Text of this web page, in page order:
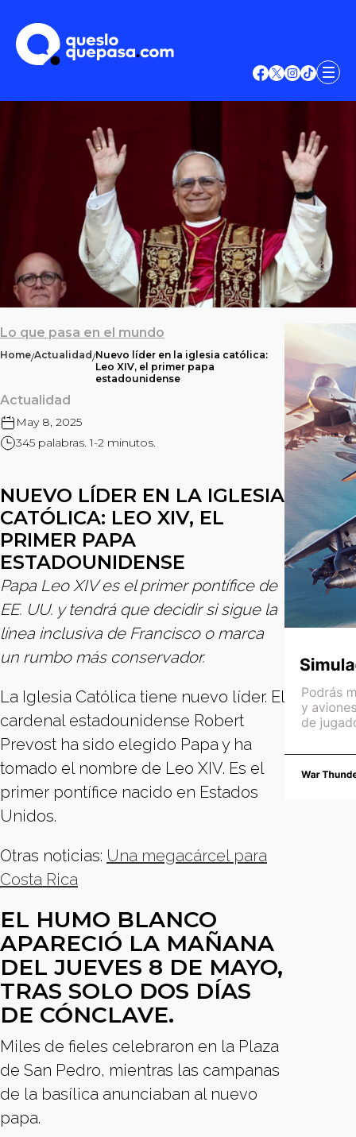
Lo que pasa en el mundo
Home/Actualidad/Nuevo líder en la iglesia católica:
Leo XIV, el primer papa
estadounidense
Actualidad
May 8, 2025
345 palabras. 1-2 minutos.
NUEVO LÍDER EN LA IGLESIA
CATÓLICA: LEO XIV, EL
PRIMER PAPA
ESTADOUNIDENSE
Papa Leo XIV es el primer pontífice de
EE. UU. y tendrá que decidir si sigue la
línea inclusiva de Francisco o marca
un rumbo más conservador.
La Iglesia Católica tiene nuevo líder. El
cardenal estadounidense Robert
Prevost ha sido elegido Papa y ha
tomado el nombre de Leo XIV. Es el
primer pontífice nacido en Estados
Unidos.
Otras noticias: Una megacárcel para
Costa Rica
EL HUMO BLANCO
APARECIÓ LA MAÑANA
DEL JUEVES 8 DE MAYO,
TRAS SOLO DOS DÍAS
DE CÓNCLAVE.
Miles de fieles celebraron en la Plaza
de San Pedro, mientras las campanas
de la basílica anunciaban al nuevo
papa.